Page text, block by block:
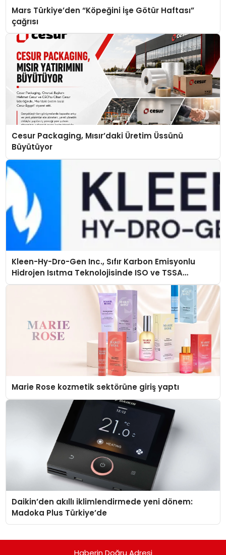
Mars Türkiye’den “Köpeğini İşe Götür Haftası”
çağrısı
Cesur Packaging, Mısır’daki Üretim Üssünü
Büyütüyor
Kleen-Hy-Dro-Gen Inc., Sıfır Karbon Emisyonlu
Hidrojen Isıtma Teknolojisinde ISO ve TSSA
Düzenleyici Onaylarını Aldı
Marie Rose kozmetik sektörüne giriş yaptı
Daikin’den akıllı iklimlendirmede yeni dönem:
Madoka Plus Türkiye’de
Haberin Doğru Adresi